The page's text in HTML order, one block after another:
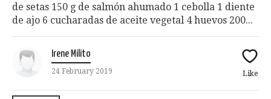
de setas 150 g de salmón ahumado 1 cebolla 1 diente
de ajo 6 cucharadas de aceite vegetal 4 huevos 200...
Irene Milito
24 February 2019 Like